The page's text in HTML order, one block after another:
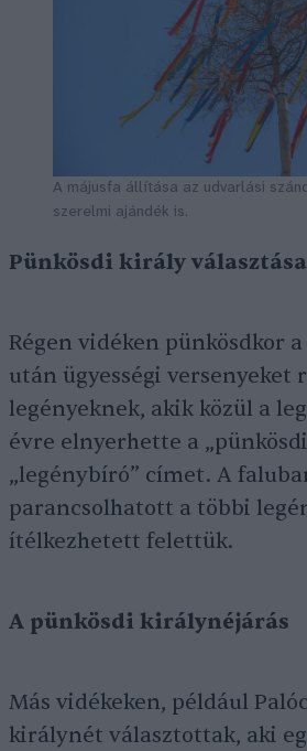
A májusfa állítása az udvarlási
szerelmi ajándék is.
Pünkösdi király választása
Régen vidéken pünkösdkor
után ügyességi versenyeket
legényeknek, akik közül a
évre elnyerhette a
„legénybíró” címet. A
parancsolhatott a többi
ítélkezhetett felettük.
A pünkösdi királynéjárás
Más vidékeken, például
királynét választottak, aki